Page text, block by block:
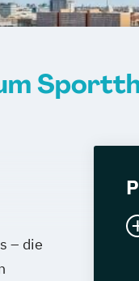
– die